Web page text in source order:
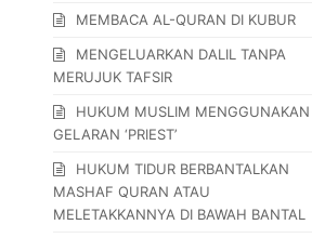
MEMBACA AL-QURAN DI KUBUR
MENGELUARKAN DALIL TANPA
MERUJUK TAFSIR
HUKUM MUSLIM MENGGUNAKAN
GELARAN ‘PRIEST’
HUKUM TIDUR BERBANTALKAN
MASHAF QURAN ATAU
MELETAKKANNYA DI BAWAH BANTAL